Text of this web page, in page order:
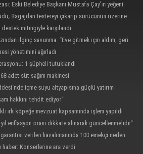
Eski Belediye Başkanı Mustafa Çay’ın yeğeni
Bagajdan testereyi çıkarıp sürücünün üzerine
mitingiyle karşılandı
ilginç savunma: “Eve gitmek için aldım, geri
yönetimini ağırladı
1 şüpheli tutuklandı
adet süt sağım makinesi
içme suyu altyapısına güçlü yatırım
hakkını tehdit ediyor"
ırk köpeğe mevzuat kapsamında işlem yapıldı
enflasyon oranı dikkate alınarak güncellenmelidir"
verilen havalimanında 100 emekçi neden
haber: Konserlerine ara verdi